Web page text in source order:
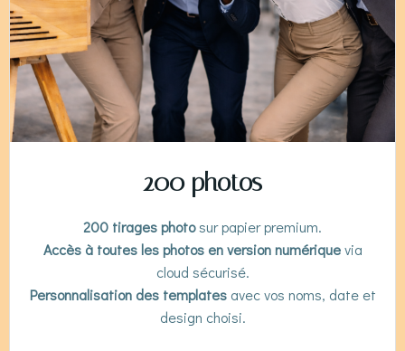
200 photos
200 tirages photosur papier premium.
Accès à toutes les photos en version numériquevia
cloud sécurisé.
Personnalisation des templatesavec vos noms, date et
design choisi.